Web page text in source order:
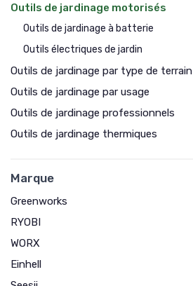
Outils de jardinage motorisés
Outils de jardinage à batterie
Outils électriques de jardin
Outils de jardinage par type de terrain
Outils de jardinage par usage
Outils de jardinage professionnels
Outils de jardinage thermiques
Marque
Greenworks
RYOBI
WORX
Einhell